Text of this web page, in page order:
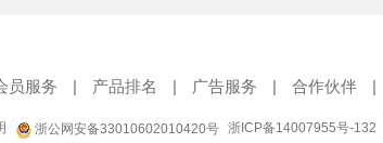
员服务 | 产品排名 | 广告服务 | 合作伙伴 |
浙公网安备33010602010420号 浙ICP备14007955号-132